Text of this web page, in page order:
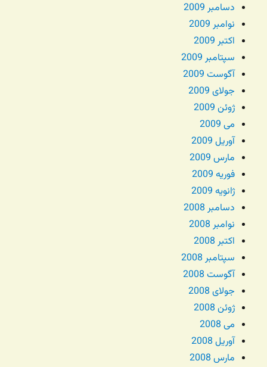
دسامبر 2009
نوامبر 2009
اکتبر 2009
سپتامبر 2009
آگوست 2009
جولای 2009
ژوئن 2009
می 2009
آوریل 2009
مارس 2009
فوریه 2009
ژانویه 2009
دسامبر 2008
نوامبر 2008
اکتبر 2008
سپتامبر 2008
آگوست 2008
جولای 2008
ژوئن 2008
می 2008
آوریل 2008
مارس 2008